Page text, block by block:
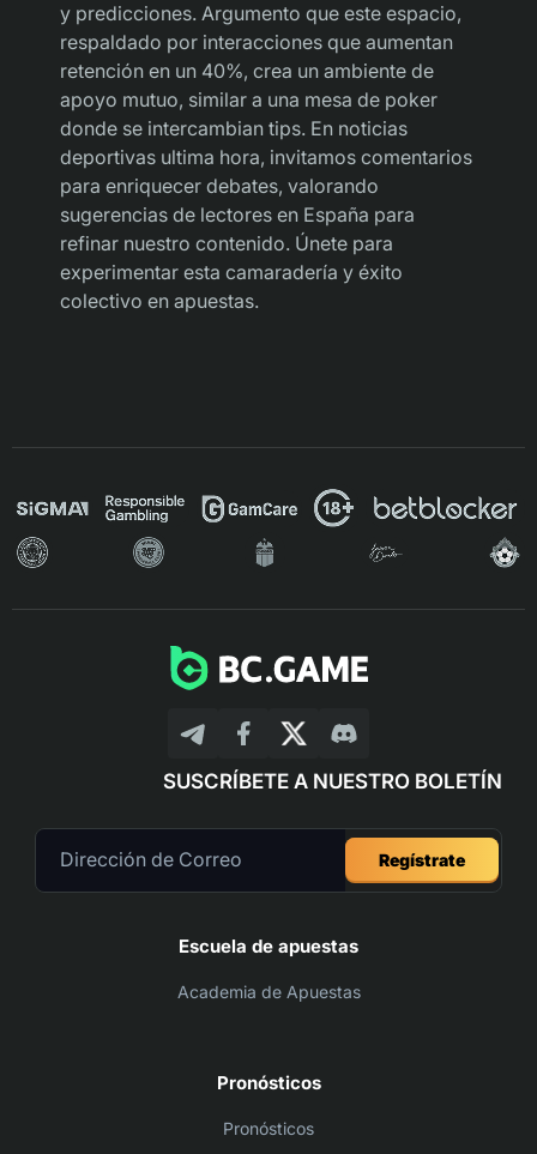
y predicciones. Argumento que este espacio,
respaldado por interacciones que aumentan
retención en un 40%, crea un ambiente de
apoyo mutuo, similar a una mesa de poker
donde se intercambian tips. En noticias
deportivas ultima hora, invitamos comentarios
para enriquecer debates, valorando
sugerencias de lectores en España para
refinar nuestro contenido. Únete para
experimentar esta camaradería y éxito
colectivo en apuestas.
SUSCRÍBETE A NUESTRO BOLETÍN
Regístrate
Escuela de apuestas
Academia de Apuestas
Pronósticos
Pronósticos